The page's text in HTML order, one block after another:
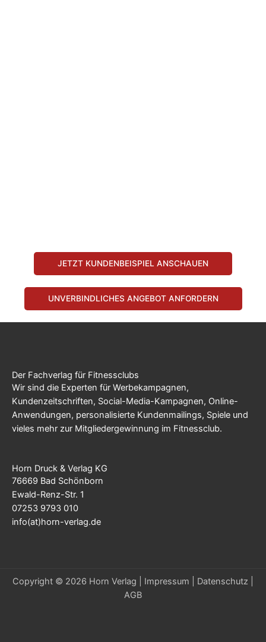
JETZT KUNDENBEISPIEL ANSCHAUEN
UNVERBINDLICHES ANGEBOT ANFORDERN
Der Fachverlag für Fitnessclubs
Wir sind die Experten für Werbekampagnen,
Kundenzeitschriften, Social-Media-Kampagnen, Online-
Anwendungen, personalisierte Kundenmailings, Spiele und
vieles mehr zur Mitgliedergewinnung im Fitnessclub.
Horn Druck & Verlag KG
76669 Bad Schönborn
Ewald-Renz-Str. 1
07253 9793 010
info(at)horn-verlag.de
Copyright © 2026 Horn Verlag | Impressum Datenschutz
AGB